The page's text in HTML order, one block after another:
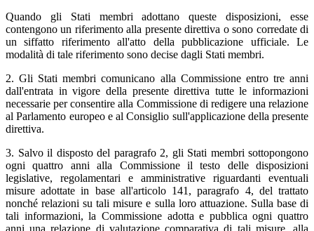
Quando gli Stati membri adottano queste disposizioni, esse
contengono un riferimento alla presente direttiva o sono corredate di
un siffatto riferimento all'atto della pubblicazione ufficiale. Le
modalità di tale riferimento sono decise dagli Stati membri.
2. Gli Stati membri comunicano alla Commissione entro tre anni
dall'entrata in vigore della presente direttiva tutte le informazioni
necessarie per consentire alla Commissione di redigere una relazione
al Parlamento europeo e al Consiglio sull'applicazione della presente
direttiva.
3. Salvo il disposto del paragrafo 2, gli Stati membri sottopongono
ogni quattro anni alla Commissione il testo delle disposizioni
legislative, regolamentari e amministrative riguardanti eventuali
misure adottate in base all'articolo 141, paragrafo 4, del trattato
nonché relazioni su tali misure e sulla loro attuazione. Sulla base di
tali informazioni, la Commissione adotta e pubblica ogni quattro
anni una relazione di valutazione comparativa di tali misure, alla